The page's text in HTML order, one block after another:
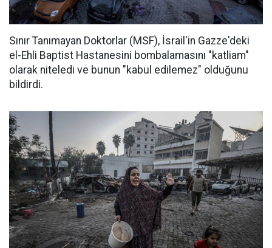
Sınır Tanımayan Doktorlar (MSF), İsrail'in Gazze'deki
el-Ehli Baptist Hastanesini bombalamasını "katliam"
olarak niteledi ve bunun "kabul edilemez" olduğunu
bildirdi.